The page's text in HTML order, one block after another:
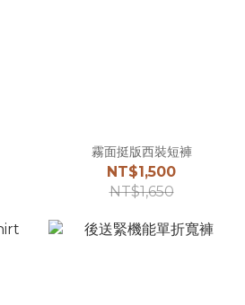
霧面挺版西裝短褲
NT$1,500
NT$1,650